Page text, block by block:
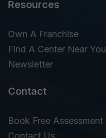
Resources
Own A Franchise
Find A Center Near You
Newsletter
Contact
Book Free Assessment
Contact Us